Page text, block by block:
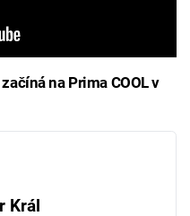
na Prima COOL v
Král